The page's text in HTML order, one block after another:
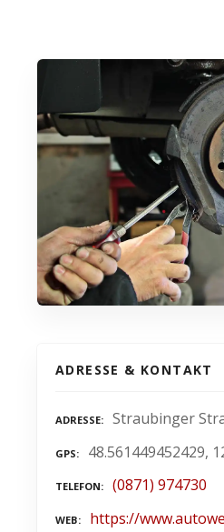
ADRESSE & KONTAKT
ADRESSE Straubinger
GPS 48.561449452429,
TELEFON (0871) 974730
WEB https://